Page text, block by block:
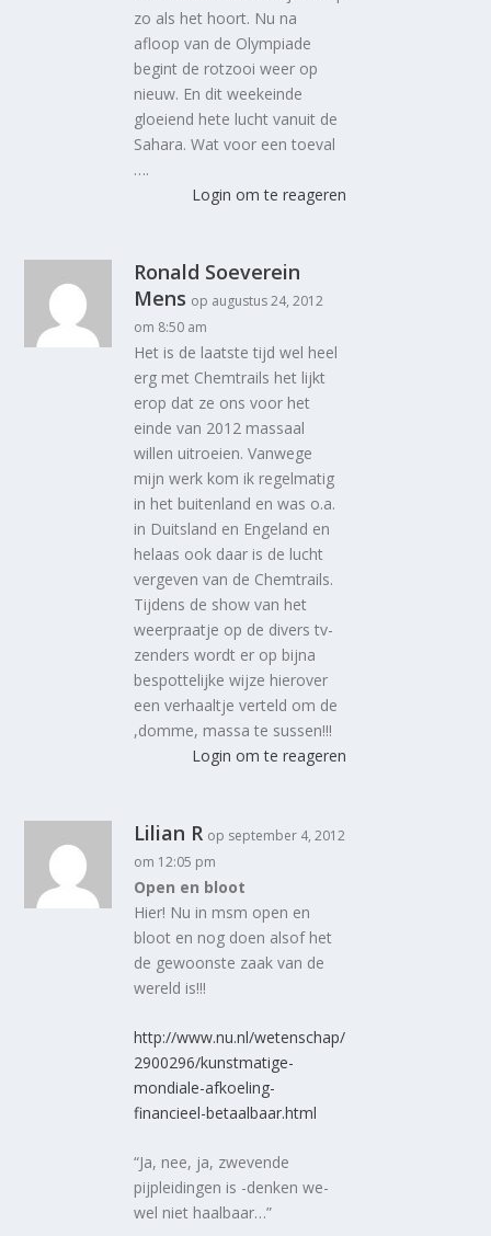
zo als het hoort. Nu na
afloop van de Olympiade
begint de rotzooi weer op
nieuw. En dit weekeinde
gloeiend hete lucht vanuit de
Sahara. Wat voor een toeval
….
Login om te reageren
Ronald Soeverein
Mens op augustus 24, 2012
om 8:50 am
Het is de laatste tijd wel heel
erg met Chemtrails het lijkt
erop dat ze ons voor het
einde van 2012 massaal
willen uitroeien. Vanwege
mijn werk kom ik regelmatig
in het buitenland en was o.a.
in Duitsland en Engeland en
helaas ook daar is de lucht
vergeven van de Chemtrails.
Tijdens de show van het
weerpraatje op de divers tv-
zenders wordt er op bijna
bespottelijke wijze hierover
een verhaaltje verteld om de
,domme, massa te sussen!!!
Login om te reageren
Lilian R op september 4, 2012
om 12:05 pm
Open en bloot
Hier! Nu in msm open en
bloot en nog doen alsof het
de gewoonste zaak van de
wereld is!!!
http://www.nu.nl/wetenschap/
2900296/kunstmatige-
mondiale-afkoeling-
financieel-betaalbaar.html
“Ja, nee, ja, zwevende
pijpleidingen is -denken we-
wel niet haalbaar…”